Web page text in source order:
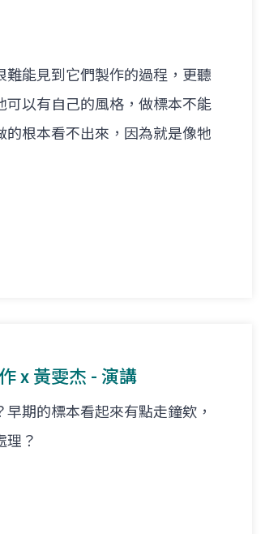
能見到它們製作的過程，更聽
以有自己的風格，做標本不能
根本看不出來，因為就是像牠
x 黃雯杰 - 演講
期的標本看起來有點走鐘欸，
理？